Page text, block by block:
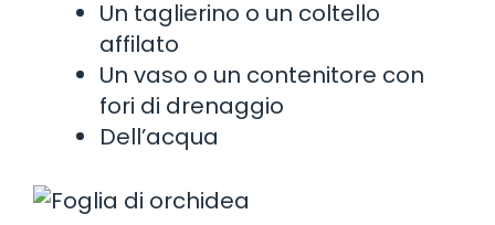
Un taglierino o un coltello
affilato
Un vaso o un contenitore con
fori di drenaggio
Dell’acqua